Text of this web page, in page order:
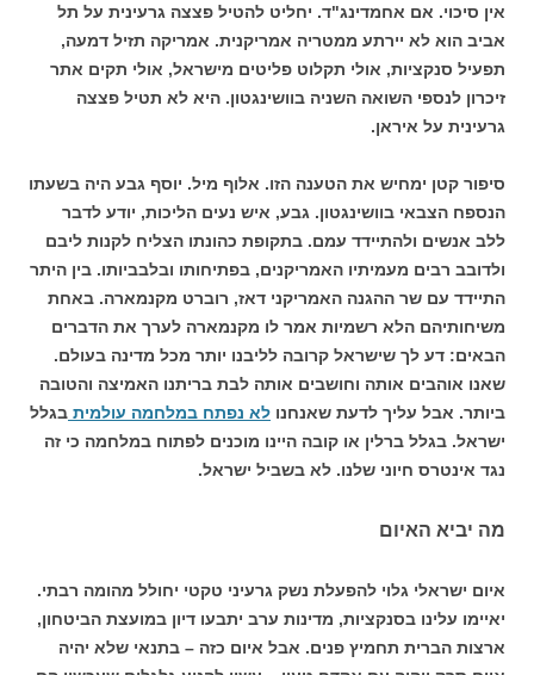
אין סיכוי. אם אחמדינג"ד. יחליט להטיל פצצה גרעינית על תל
אביב הוא לא יירתע ממטריה אמריקנית. אמריקה תזיל דמעה,
תפעיל סנקציות, אולי תקלוט פליטים מישראל, אולי תקים אתר
זיכרון לנספי השואה השניה בוושינגטון. היא לא תטיל פצצה
גרעינית על איראן.
סיפור קטן ימחיש את הטענה הזו. אלוף מיל. יוסף גבע היה בשעתו
הנספח הצבאי בוושינגטון. גבע, איש נעים הליכות, יודע לדבר
ללב אנשים ולהתיידד עמם. בתקופת כהונתו הצליח לקנות ליבם
ולדובב רבים מעמיתיו האמריקנים, בפתיחותו ובלבביותו. בין היתר
התיידד עם שר ההגנה האמריקני דאז, רוברט מקנמארה. באחת
משיחותיהם הלא רשמיות אמר לו מקנמארה לערך את הדברים
הבאים: דע לך שישראל קרובה לליבנו יותר מכל מדינה בעולם.
שאנו אוהבים אותה וחושבים אותה לבת בריתנו האמיצה והטובה
ביותר. אבל עליך לדעת שאנחנו לא נפתח במלחמה עולמית בגלל
ישראל. בגלל ברלין או קובה היינו מוכנים לפתוח במלחמה כי זה
נגד אינטרס חיוני שלנו. לא בשביל ישראל.
מה יביא האיום
איום ישראלי גלוי להפעלת נשק גרעיני טקטי יחולל מהומה רבתי.
יאיימו עלינו בסנקציות, מדינות ערב יתבעו דיון במועצת הביטחון,
ארצות הברית תחמיץ פנים. אבל איום כזה – בתנאי שלא יהיה